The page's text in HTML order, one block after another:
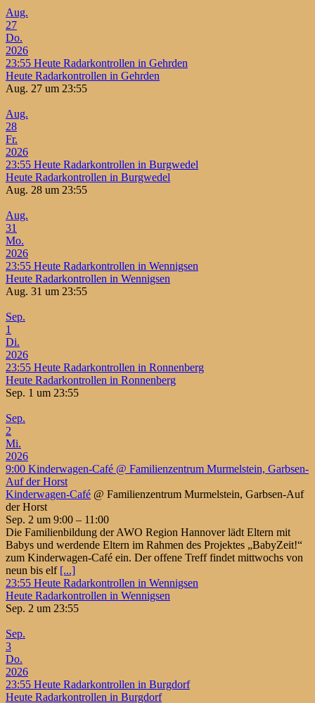
Aug.
27
Do.
2026
23:55 Heute Radarkontrollen in Gehrden
Heute Radarkontrollen in Gehrden
Aug. 27 um 23:55
Aug.
28
Fr.
2026
23:55 Heute Radarkontrollen in Burgwedel
Heute Radarkontrollen in Burgwedel
Aug. 28 um 23:55
Aug.
31
Mo.
2026
23:55 Heute Radarkontrollen in Wennigsen
Heute Radarkontrollen in Wennigsen
Aug. 31 um 23:55
Sep.
1
Di.
2026
23:55 Heute Radarkontrollen in Ronnenberg
Heute Radarkontrollen in Ronnenberg
Sep. 1 um 23:55
Sep.
2
Mi.
2026
9:00 Kinderwagen-Café @ Familienzentrum Murmelstein, Garbsen-
Auf der Horst
Kinderwagen-Café @ Familienzentrum Murmelstein, Garbsen-Auf
der Horst
Sep. 2 um 9:00 – 11:00
Die Familienbildung der AWO Region Hannover lädt Eltern mit
Babys und werdende Eltern im Rahmen des Projektes „BabyZeit!“
zum Kinderwagen-Café ein. Der offene Treff findet mittwochs von
neun bis elf [...]
23:55 Heute Radarkontrollen in Wennigsen
Heute Radarkontrollen in Wennigsen
Sep. 2 um 23:55
Sep.
3
Do.
2026
23:55 Heute Radarkontrollen in Burgdorf
Heute Radarkontrollen in Burgdorf